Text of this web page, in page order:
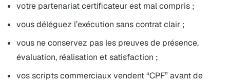
votre partenariat certificateur est mal compris ;
vous déléguez l’exécution sans contrat clair ;
vous ne conservez pas les preuves de présence,
évaluation, réalisation et satisfaction ;
vos scripts commerciaux vendent “CPF” avant de